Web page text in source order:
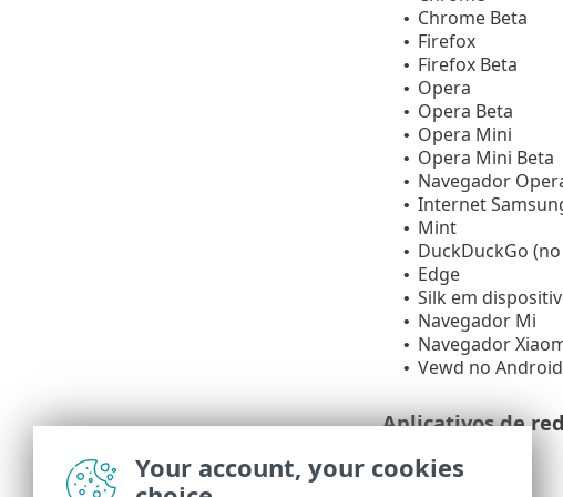
• Chrome Beta
• Firefox
• Firefox Beta
• Opera
• Opera Beta
• Opera Mini
• Opera Mini Beta
• Navegador
• Internet
• Mint
• DuckDuckGo
• Edge
• Silk em
• Navegador Mi
• Navegador
• Vewd no
Aplicativos de
Facebook
• Facebook Lite
Your account, your cookies